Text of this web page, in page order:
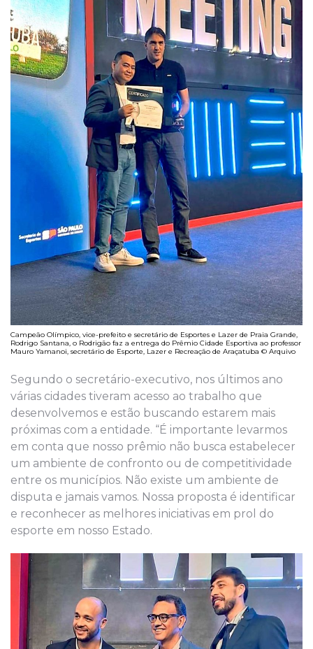
Campeão Olímpico, vice-prefeito e secretário de Esportes e Lazer de Praia Grande,
Rodrigo Santana, o Rodrigão faz a entrega do Prêmio Cidade Esportiva ao professor
Mauro Yamanoi, secretário de Esporte, Lazer e Recreação de Araçatuba © Arquivo
Segundo o secretário-executivo, nos últimos ano
várias cidades tiveram acesso ao trabalho que
desenvolvemos e estão buscando estarem mais
próximas com a entidade. “É importante levarmos
em conta que nosso prêmio não busca estabelecer
um ambiente de confronto ou de competitividade
entre os municípios. Não existe um ambiente de
disputa e jamais vamos. Nossa proposta é identificar
e reconhecer as melhores iniciativas em prol do
esporte em nosso Estado.